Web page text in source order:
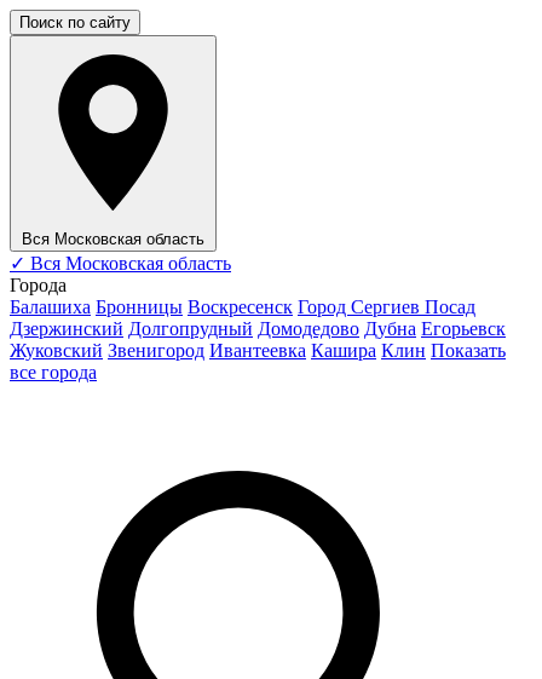
Поиск по сайту
Вся Московская область
✓ Вся Московская область
Города
Балашиха Бронницы Воскресенск Город Сергиев Посад
Дзержинский Долгопрудный Домодедово Дубна Егорьевск
Жуковский Звенигород Ивантеевка Кашира Клин Показать
все города